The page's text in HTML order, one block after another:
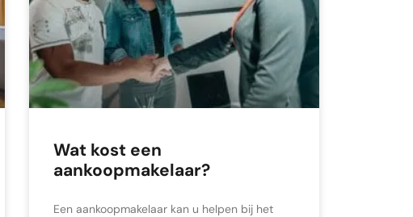
Wat kost een
aankoopmakelaar?
Een aankoopmakelaar kan u helpen bij het